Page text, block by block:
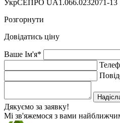
УкрСЕПРО UA1.066.0232071-13
Розгорнути
Довідатись ціну
Ваше Ім'я*
Дякуємо за заявку!
Мі зв'яжемося з вами